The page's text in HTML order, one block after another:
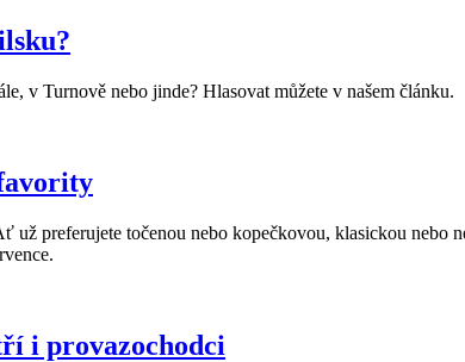
v Turnově nebo jinde? Hlasovat můžete v našem článku.
preferujete točenou nebo kopečkovou, klasickou nebo
i provazochodci